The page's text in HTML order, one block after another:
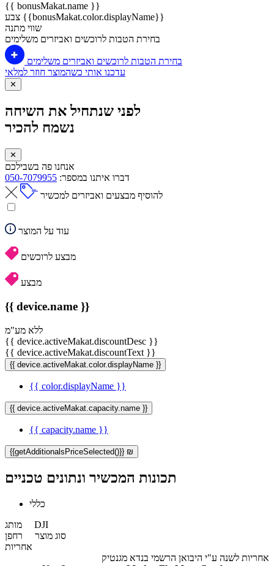
{{ bonusMakat.name }}
צבע {{bonusMakat.color.displayName}}
שווי מתנה
בחירת הטבות לרוכשים ואביזרים משלימים
בחירת הטבות לרוכשים ואביזרים משלימים
עדכנו אותי כשהמוצר חוזר למלאי
✕
לפני שנתחיל את השיחה
נשמח להכיר
✕
אנחנו פה בשבילכם
דברו איתנו במספר: 050-7079955
להוסיף מבצעים ואביזרים למכשיר
עוד על המוצר
מבצע לרוכשים
מבצע
{{ device.name }}
ללא מע"מ
{{ device.activeMakat.discountDesc }}
{{ device.activeMakat.discountText }}
{{ device.activeMakat.color.displayName }}
{{ color.displayName }}
{{ device.activeMakat.capacity.name }}
{{ capacity.name }}
{{getAdditionalsPriceSelected()}} ₪
תכונות המכשיר ונתונים טכניים
כללי
מותג DJI
סוג מוצר רחפן
אחריות
אחריות לשנה ע"י היבואן הרשמי בנדא מגנטיק